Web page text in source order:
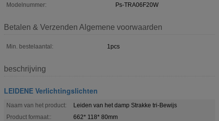
Modelnummer:
Ps-TRA06F20W
Betalen & Verzenden Algemene voorwaarden
Min. bestelaantal: 1pcs
beschrijving
LEIDENE Verlichtingslichten
Naam van het product:
Leiden van het damp Strakke tri-Bewijs
Product formaat::
662* 118* 80mm